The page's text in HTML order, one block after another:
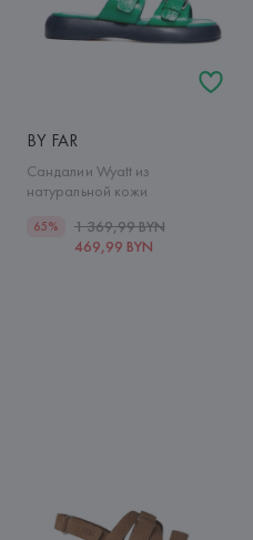
BY FAR
Сандалии Wyatt из
натуральной кожи
65%
1 369,99 BYN
469,99 BYN